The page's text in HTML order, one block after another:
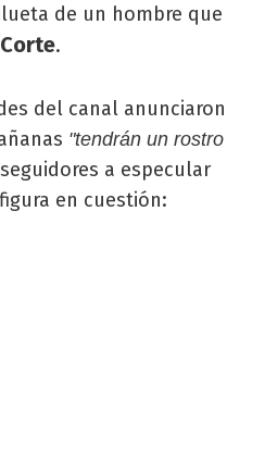
de un hombre que
.
del canal anunciaron
"tendrán un rostro
a especular
en cuestión: